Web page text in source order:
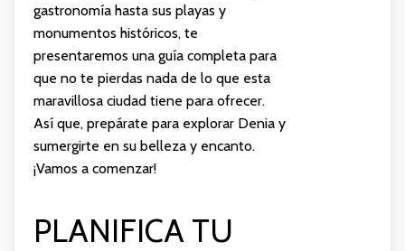
gastronomía hasta sus playas y
monumentos históricos, te
presentaremos una guía completa para
que no te pierdas nada de lo que esta
maravillosa ciudad tiene para ofrecer.
Así que, prepárate para explorar Denia y
sumergirte en su belleza y encanto.
¡Vamos a comenzar!
PLANIFICA TU